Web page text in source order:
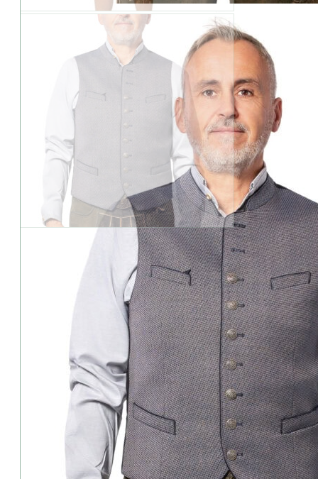
Geringer Bestand: Die Variante ist besonders beliebt.
Grasegger-Herren-Gilet-Xeno 2 N
250,00
inkl. MwSt.zzgl. Versandkosten
oder kostenfreie Abholung im Trachtengeschäft (94327 Bogen/
zur Größentabelle
Beim Kauf erhältst du25Punkte- Wert12,50€
Treuepunkte Informationen
Grasegger